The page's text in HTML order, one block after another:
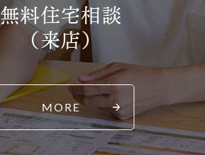
無料住宅相談
（来店）
MORE